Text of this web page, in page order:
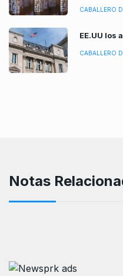
CABALLERO
EE.UU los
CABALLERO
Notas